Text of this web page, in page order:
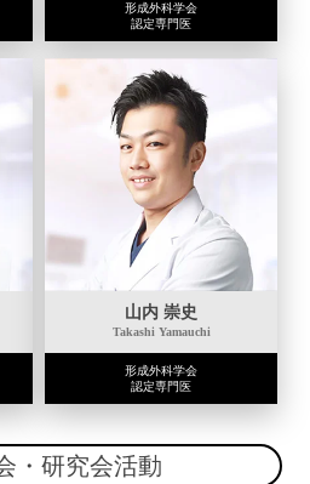
形成外科学会
認定専門医
山内 崇史
Takashi Yamauchi
形成外科学会
認定専門医
・研究会活動